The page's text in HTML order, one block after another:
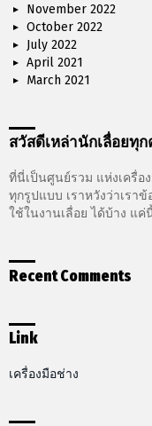
November 2022
October 2022
July 2022
April 2021
March 2021
สวัสดีเหล่านักเลื่อยทุ
ที่นี่เป็นศูนย์รวม แห่งเครื่อ
ทุกรูปแบบ เราหวังว่าเรา
ใช้ในงานเลื่อย ได้บ้าง แ
Recent Comments
Link
เครื่องมือช่าง